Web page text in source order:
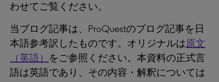
わせてご覧ください。
当ブログ記事は、ProQuestのブログ記事を日
本語参考訳したものです。オリジナルは原文
（英語） をご参照ください。本資料の正式言
語は英語であり、その内容・解釈については